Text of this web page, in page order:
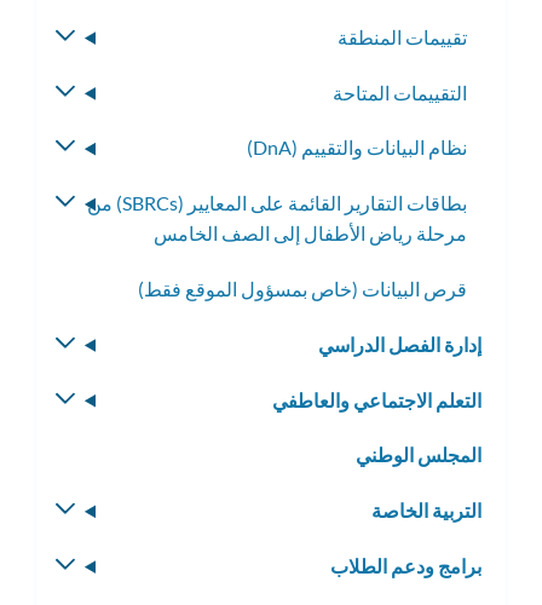
تقييمات المنطقة
التقييمات المتاحة
نظام البيانات والتقييم (DnA)
بطاقات التقارير القائمة على المعايير (SBRCs) من
مرحلة رياض الأطفال إلى الصف الخامس
قرص البيانات (خاص بمسؤول الموقع فقط)
إدارة الفصل الدراسي
التعلم الاجتماعي والعاطفي
المجلس الوطني
التربية الخاصة
برامج ودعم الطلاب